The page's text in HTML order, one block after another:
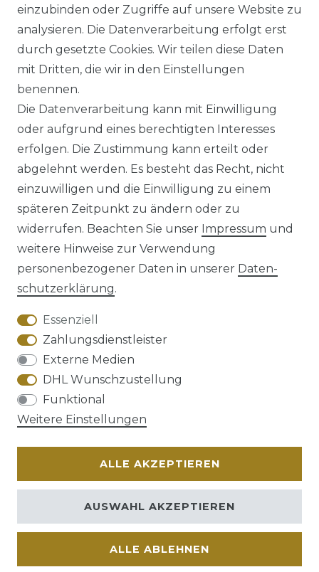
FILTER
Impressum Daten­schutz­erklärung
AGB Barrierefreiheitserklärung
Widerrufs­recht
© Copyright 2026 | Alle Rechte vorbehalten.
einzubinden oder Zugriffe auf unsere Website zu
analysieren. Die Datenverarbeitung erfolgt erst
durch gesetzte Cookies. Wir teilen diese Daten
mit Dritten, die wir in den Einstellungen
benennen.
Die Datenverarbeitung kann mit Einwilligung
oder aufgrund eines berechtigten Interesses
erfolgen. Die Zustimmung kann erteilt oder
abgelehnt werden. Es besteht das Recht, nicht
einzuwilligen und die Einwilligung zu einem
späteren Zeitpunkt zu ändern oder zu
widerrufen. Beachten Sie unser Impressum und
weitere Hinweise zur Verwendung
personenbezogener Daten in unserer Daten­
schutz­erklärung.
Essenziell
Zahlungsdienstleister
Externe Medien
DHL Wunschzustellung
Funktional
Weitere Einstellungen
ALLE AKZEPTIEREN
ALLE ABLEHNEN
AUSWAHL AKZEPTIEREN